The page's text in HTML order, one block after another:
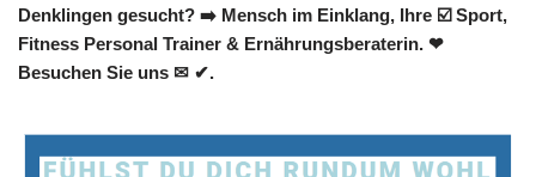
Denklingen gesucht? ➡️ Mensch im Einklang, Ihre ☑️ Sport,
Fitness Personal Trainer & Ernährungsberaterin. ❤
Besuchen Sie uns ✉ ✔.